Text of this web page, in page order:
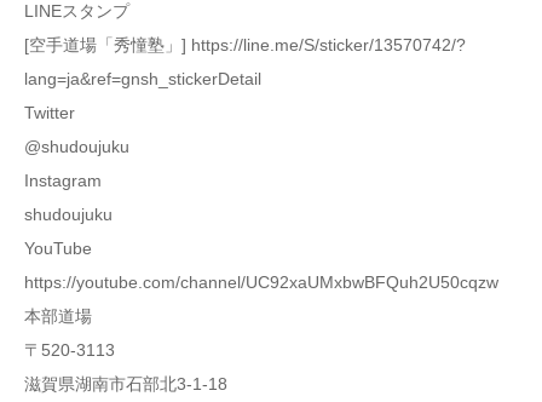
LINEスタンプ
[空手道場「秀憧塾」] https://line.me/S/sticker/13570742/?
lang=ja&ref=gnsh_stickerDetail
Twitter
@shudoujuku
Instagram
shudoujuku
YouTube
https://youtube.com/channel/UC92xaUMxbwBFQuh2U50cqzw
本部道場
〒520-3113
滋賀県湖南市石部北3-1-18